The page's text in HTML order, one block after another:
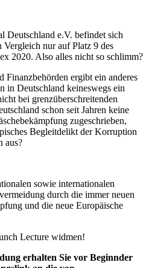
Deutschland e.V. befindet sich
nur auf Platz 9 des
2020. Also alles nicht so schlimm?
Finanzbehörden ergibt ein anderes
Deutschland keineswegs ein
bei grenzüberschreitenden
schon seit Jahren keine
zugeschrieben,
Begleitdelikt der Korruption
aus?
sowie internationalen
durch die immer neuen
und die neue Europäische
Lecture widmen!
erhalten Sie vor Beginnder